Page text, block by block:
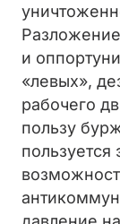
и
«левых»,
рабочего
пользу